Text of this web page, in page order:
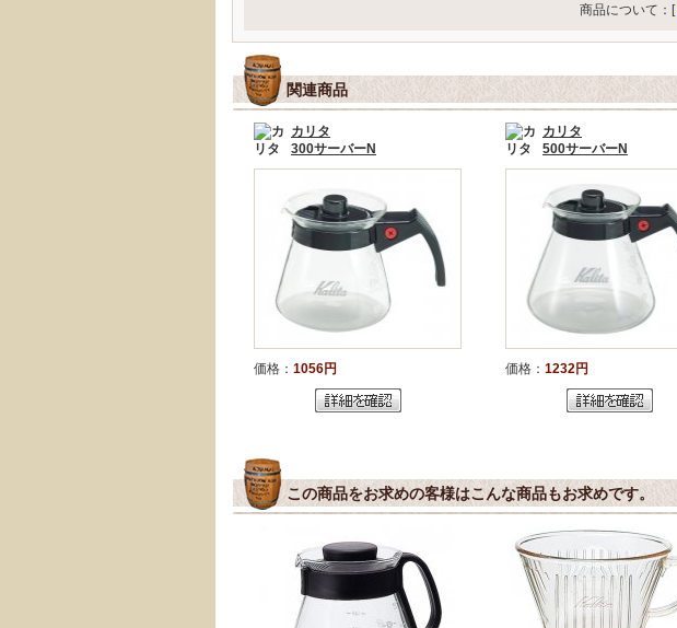
商品について：[
関連商品
カリタ
300サーバーN
価格： 1056円
カリタ
500サーバーN
価格： 1232円
この商品をお求めの客様はこんな商品もお求めです。